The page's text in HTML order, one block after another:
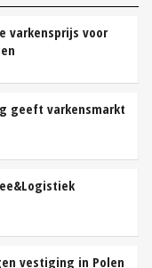
varkensprijs voor
geeft varkensmarkt
vestiging in Polen